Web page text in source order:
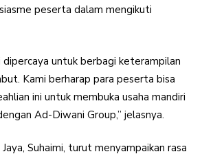
peserta dalam mengikuti
dipercaya untuk berbagi keterampilan
Kami berharap para peserta bisa
ini untuk membuka usaha mandiri
Ad-Diwani Group,” jelasnya.
Suhaimi, turut menyampaikan rasa